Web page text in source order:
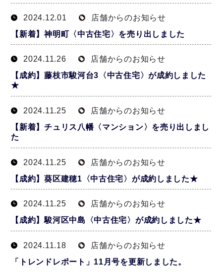
2024.12.01
店舗からのお知らせ
【新着】神明町〈中古住宅〉を売り出しました
2024.11.26
店舗からのお知らせ
【成約】藤枝市駿河台3〈中古住宅〉が成約しました
★
2024.11.25
店舗からのお知らせ
【新着】チュリス八幡〈マンション〉を売り出しまし
た
2024.11.25
店舗からのお知らせ
【成約】葵区建穂1〈中古住宅〉が成約しました★
2024.11.25
店舗からのお知らせ
【成約】駿河区中島〈中古住宅〉が成約しました★
2024.11.18
店舗からのお知らせ
「トレンドレポート」11月号を更新しました。